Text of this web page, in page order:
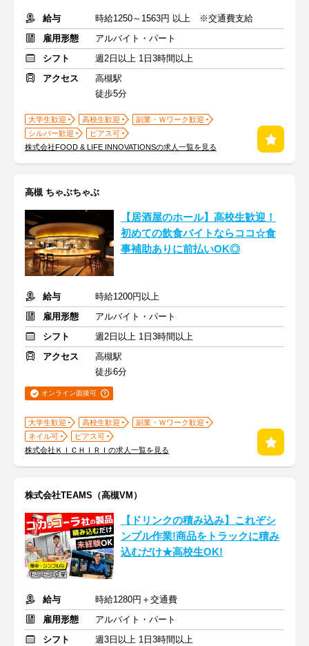
給与
時給1250～1563円 以上 ※交通費支給
雇用形態
アルバイト・パート
シフト
週2日以上 1日3時間以上
アクセス
高槻駅
徒歩5分
大学生歓迎 高校生歓迎
副業・Ｗワーク歓迎
シルバー歓迎
ピアス可
株式会社FOOD & LIFE INNOVATIONSの求人一覧を見る
高槻 ちゃぶちゃぶ
【居酒屋のホール】高校生歓迎！
初めての飲食バイトならココ☆食
事補助ありに前払いOK◎
給与
時給1200円以上
雇用形態
アルバイト・パート
シフト
週2日以上 1日3時間以上
アクセス
高槻駅
徒歩6分
オンライン面接可
大学生歓迎 高校生歓迎
副業・Ｗワーク歓迎
ネイル可
ピアス可
株式会社ＫＩＣＨＩＲＩの求人一覧を見る
株式会社TEAMS（高槻VM）
【ドリンクの積み込み】これぞシ
ンプル作業!商品をトラックに積み
込むだけ★高校生OK!
給与
時給1280円＋交通費
雇用形態
アルバイト・パート
シフト
週3日以上 1日3時間以上